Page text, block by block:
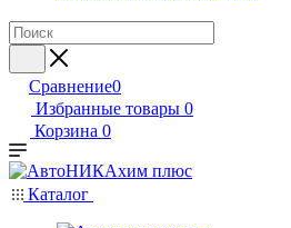
Сравнение0
Избранные товары 0
Корзина 0
Каталог